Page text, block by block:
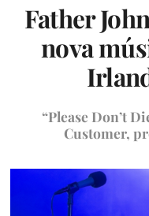
Father
nova
“Please Don’t
Customer,